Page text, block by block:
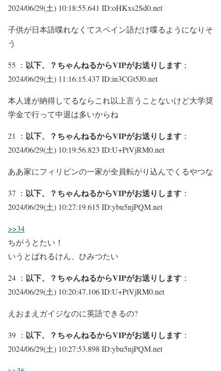
2024/06/29(土) 10:18:55.641 ID:oHKxs2Sd0.net
子供が日本語喋れなくてスペイン語だけ喋るようになりそ
う
55 ： 以下、？ちゃんねるからVIPがお送りします ：
2024/06/29(土) 11:16:15.437 ID:in3CGt5J0.net
本人達が納得してるならこれ以上言うことないけど大学奨
学金で行って中退は多いからね
21 ： 以下、？ちゃんねるからVIPがお送りします ：
2024/06/29(土) 10:19:56.823 ID:U+PtVjRM0.net
ああ家にフィリピンの一家が全員転がり込んでくるやつな
37 ： 以下、？ちゃんねるからVIPがお送りします ：
2024/06/29(土) 10:27:19.615 ID:ybu5njPQM.net
>>34
ちがうとたい！
いうとばれるけん、ひみつたい
24 ： 以下、？ちゃんねるからVIPがお送りします ：
2024/06/29(土) 10:20:47.106 ID:U+PtVjRM0.net
えおまえガイジなのに英語できるの?
39 ： 以下、？ちゃんねるからVIPがお送りします ：
2024/06/29(土) 10:27:53.898 ID:ybu5njPQM.net